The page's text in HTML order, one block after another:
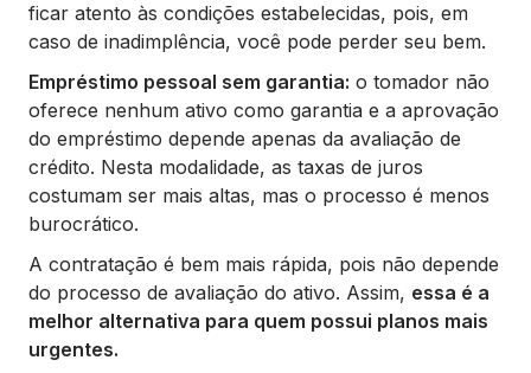
ficar atento às condições estabelecidas, pois, em
caso de inadimplência, você pode perder seu bem.
Empréstimo pessoal sem garantia: o tomador não
oferece nenhum ativo como garantia e a aprovação
do empréstimo depende apenas da avaliação de
crédito. Nesta modalidade, as taxas de juros
costumam ser mais altas, mas o processo é menos
burocrático.
A contratação é bem mais rápida, pois não depende
do processo de avaliação do ativo. Assim, essa é a
melhor alternativa para quem possui planos mais
urgentes.